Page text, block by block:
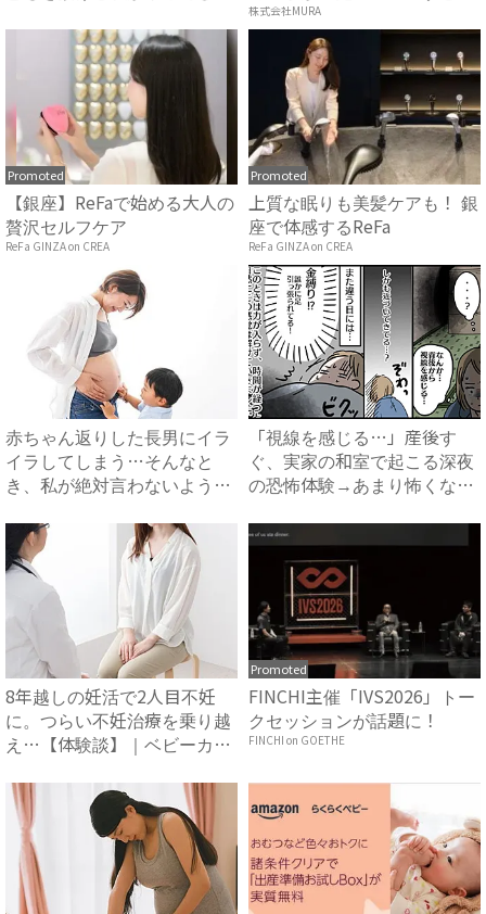
方...
株式会社MURA
Promoted
【銀座】ReFaで始める大人の
贅沢セルフケア
ReFa GINZA on CREA
Promoted
上質な眠りも美髪ケアも！ 銀
座で体感するReFa
ReFa GINZA on CREA
赤ちゃん返りした長男にイラ
イラしてしまう…そんなと
き、私が絶対言わないように
「視線を感じる…」産後す
ぐ、実家の和室で起こる深夜
の恐怖体験→あまり怖くない
8年越しの妊活で2人目不妊
に。つらい不妊治療を乗り越
え…【体験談】｜ベビーカレ
Promoted
FINCHI主催「IVS2026」トー
クセッションが話題に！
FINCHI on GOETHE